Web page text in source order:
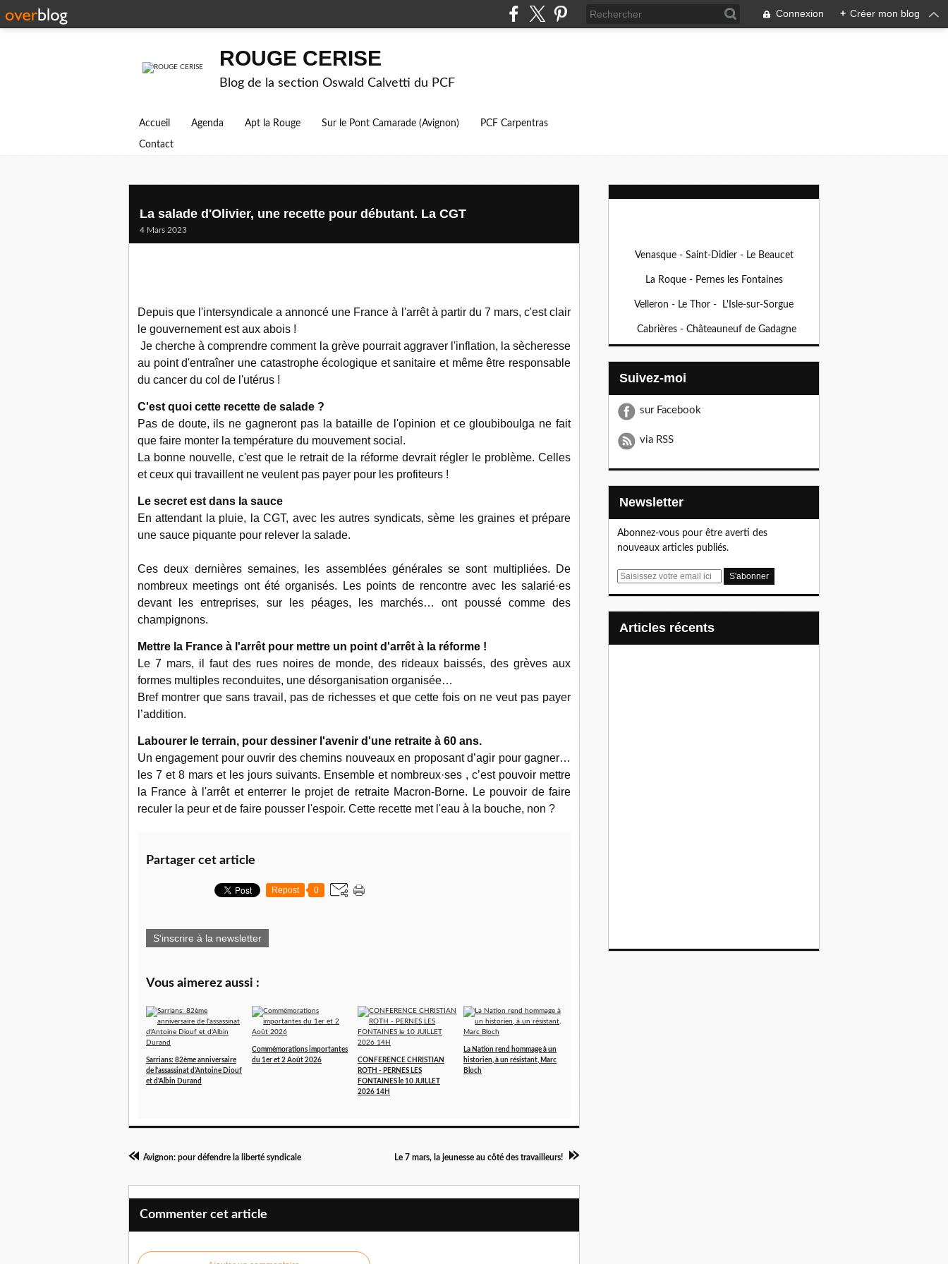
Connexion + Créer mon blog
ROUGE CERISE
Blog de la section Oswald Calvetti du PCF
Accueil Agenda Apt la Rouge Sur le Pont Camarade (Avignon) PCF Carpentras
Contact
La salade d'Olivier, une recette pour débutant. La CGT
4 Mars 2023
Depuis que l'intersyndicale a annoncé une France à l'arrêt à partir du 7 mars, c'est clair
le gouvernement est aux abois !
Je cherche à comprendre comment la grève pourrait aggraver l'inflation, la sècheresse
au point d'entraîner une catastrophe écologique et sanitaire et même être responsable
du cancer du col de l'utérus !
C'est quoi cette recette de salade ?
Pas de doute, ils ne gagneront pas la bataille de l'opinion et ce gloubiboulga ne fait
que faire monter la température du mouvement social.
La bonne nouvelle, c'est que le retrait de la réforme devrait régler le problème. Celles
et ceux qui travaillent ne veulent pas payer pour les profiteurs !
Le secret est dans la sauce
En attendant la pluie, la CGT, avec les autres syndicats, sème les graines et prépare
une sauce piquante pour relever la salade.
Ces deux dernières semaines, les assemblées générales se sont multipliées. De
nombreux meetings ont été organisés. Les points de rencontre avec les salarié·es
devant les entreprises, sur les péages, les marchés… ont poussé comme des
champignons.
Mettre la France à l'arrêt pour mettre un point d'arrêt à la réforme !
Le 7 mars, il faut des rues noires de monde, des rideaux baissés, des grèves aux
formes multiples reconduites, une désorganisation organisée…
Bref montrer que sans travail, pas de richesses et que cette fois on ne veut pas payer
l’addition.
Labourer le terrain, pour dessiner l'avenir d'une retraite à 60 ans.
Un engagement pour ouvrir des chemins nouveaux en proposant d’agir pour gagner…
les 7 et 8 mars et les jours suivants. Ensemble et nombreux·ses , c’est pouvoir mettre
la France à l'arrêt et enterrer le projet de retraite Macron-Borne. Le pouvoir de faire
reculer la peur et de faire pousser l'espoir. Cette recette met l'eau à la bouche, non ?
Partager cet article
Repost 0
S'inscrire à la newsletter
Vous aimerez aussi :
Sarrians: 82ème anniversaire
de l'assassinat d'Antoine Diouf
et d'Albin Durand
Commémorations importantes
du 1er et 2 Août 2026
CONFERENCE CHRISTIAN
ROTH - PERNES LES
FONTAINES le 10 JUILLET
2026 14H
La Nation rend hommage à un
historien, à un résistant, Marc
Bloch
Avignon: pour défendre la liberté syndicale Le 7 mars, la jeunesse au côté des travailleurs!
Commenter cet article
Venasque - Saint-Didier - Le Beaucet
La Roque - Pernes les Fontaines
Velleron - Le Thor - L'Isle-sur-Sorgue
Cabrières - Châteauneuf de Gadagne
Suivez-moi
sur Facebook
via RSS
Newsletter
Abonnez-vous pour être averti des
nouveaux articles publiés.
E
articles récents